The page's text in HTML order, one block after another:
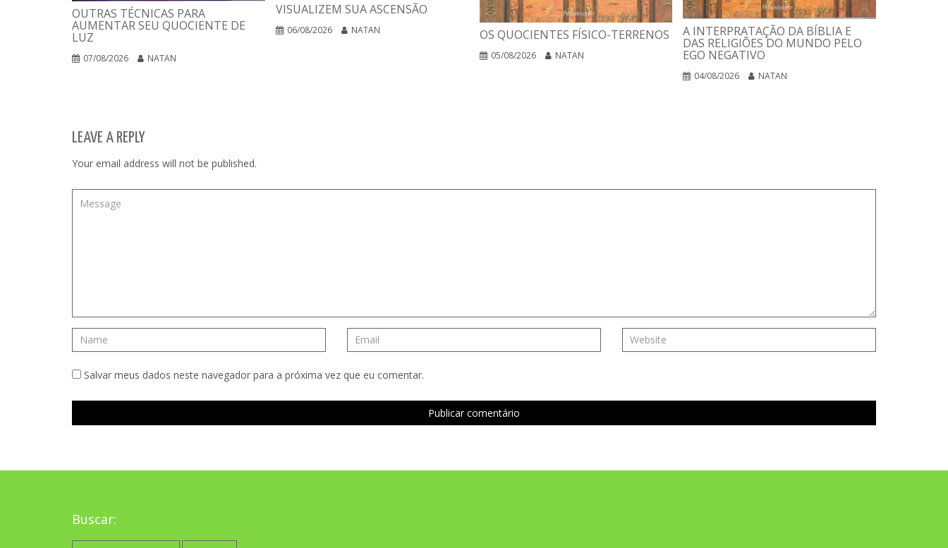
OUTRAS TÉCNICAS PARA
AUMENTAR SEU QUOCIENTE DE
LUZ
07/08/2026 NATAN
VISUALIZEM SUA ASCENSÃO
06/08/2026 NATAN OS QUOCIENTES FÍSICO-TERRENOS
05/08/2026 NATAN
A INTERPRATAÇÃO DA BÍBLIA E
DAS RELIGIÕES DO MUNDO PELO
EGO NEGATIVO
04/08/2026 NATAN
LEAVE A REPLY
Your email address will not be published.
Salvar meus dados neste navegador para a próxima vez que eu comentar.
Buscar: